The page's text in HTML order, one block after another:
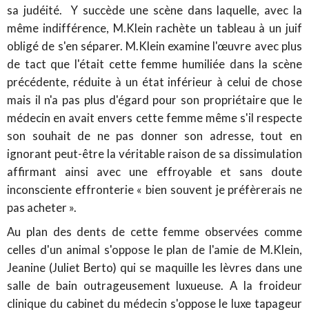
sa judéité. Y succède une scène dans laquelle, avec la
même indifférence, M.Klein rachète un tableau à un juif
obligé de s'en séparer. M.Klein examine l'œuvre avec plus
de tact que l'était cette femme humiliée dans la scène
précédente, réduite à un état inférieur à celui de chose
mais il n'a pas plus d'égard pour son propriétaire que le
médecin en avait envers cette femme même s'il respecte
son souhait de ne pas donner son adresse, tout en
ignorant peut-être la véritable raison de sa dissimulation
affirmant ainsi avec une effroyable et sans doute
inconsciente effronterie « bien souvent je préfèrerais ne
pas acheter ».
Au plan des dents de cette femme observées comme
celles d'un animal s'oppose le plan de l'amie de M.Klein,
Jeanine (Juliet Berto) qui se maquille les lèvres dans une
salle de bain outrageusement luxueuse. A la froideur
clinique du cabinet du médecin s'oppose le luxe tapageur